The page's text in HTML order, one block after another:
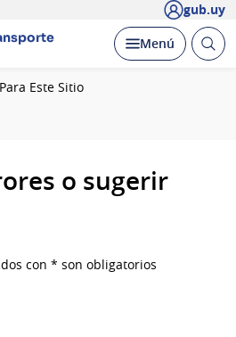
gub.uy
Desplegar
Menú Abrir
Este Sitio
o sugerir
con * son obligatorios